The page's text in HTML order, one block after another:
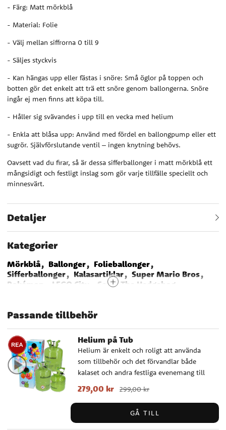
- Färg: Matt mörkblå
- Material: Folie
- Välj mellan siffrorna 0 till 9
- Säljes styckvis
- Kan hängas upp eller fästas i snöre: Små öglor på toppen och
botten gör det enkelt att trä ett snöre genom ballongerna. Snöre
ingår ej men finns att köpa till.
- Håller sig svävandes i upp till en vecka med helium
- Enkla att blåsa upp: Använd med fördel en ballongpump eller ett
sugrör. Självförslutande ventil – ingen knytning behövs.
Oavsett vad du firar, så är dessa sifferballonger i matt mörkblå ett
mångsidigt och festligt inslag som gör varje tillfälle speciellt och
minnesvärt.
Detaljer
Kategorier
Mörkblå Ballonger
Folieballonger
Sifferballonger
Kalasartiklar
Super Mario Bros
Pokémon
LEGO City
Sonic The Hedgehog
USA
Frankrike Transformers
Länder
Färgteman
Passande tillbehör
Helium på Tub
Helium är enkelt och roligt att använda
som tillbehör och det förvandlar både
kalaset och andra festliga evenemang till
något alldeles extra. Du kan göra kreativa
arrangemang, fylla siffer- eller
mera. Alla ballonger vi säljer fungerar bra
med helium. Våra heliumtankar kommer i
Nuvarande pris:279,00 kr
279,00 kr 299,00 kr
GÅ TILL